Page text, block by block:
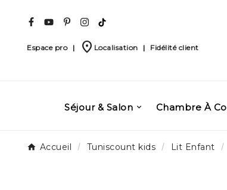
Espace pro | place Localisation | Fidélité client
Séjour & Salon Chambre À
Accueil Tuniscount kids Lit Enfant